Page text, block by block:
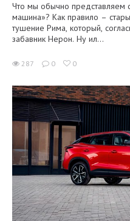
Что мы обычно представляем
машина»? Как правило –
тушение Рима, который,
забавник Нерон. Ну ил...
287 0 0